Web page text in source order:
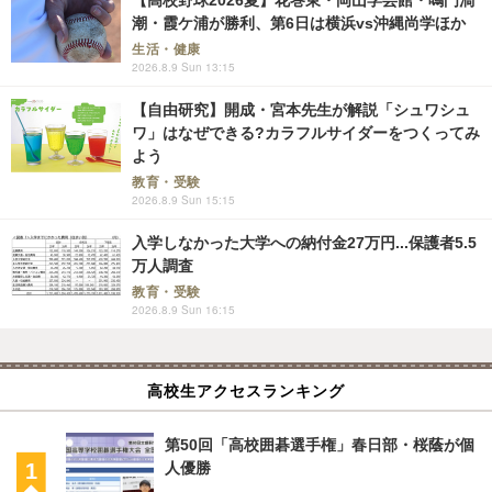
潮・霞ケ浦が勝利、第6日は横浜vs沖縄尚学ほか
生活・健康
2026.8.9 Sun 13:15
【自由研究】開成・宮本先生が解説「シュワシュ
ワ」はなぜできる?カラフルサイダーをつくってみ
よう
教育・受験
2026.8.9 Sun 15:15
入学しなかった大学への納付金27万円...保護者5.5
万人調査
教育・受験
2026.8.9 Sun 16:15
高校生アクセスランキング
第50回「高校囲碁選手権」春日部・桜蔭が個
人優勝